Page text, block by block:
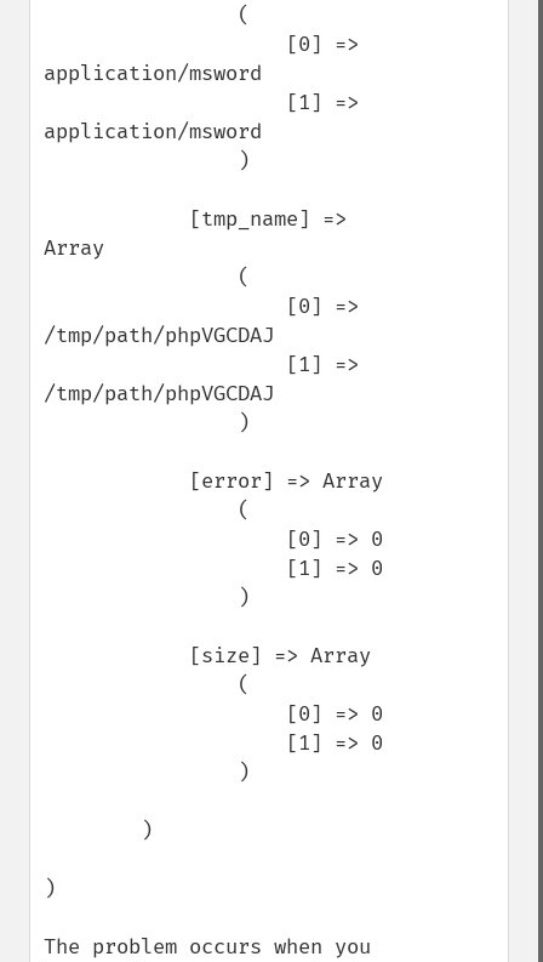
application/msword
application/msword
Array
/tmp/path/phpVGCDAJ
/tmp/path/phpVGCDAJ
)
The problem occurs when you